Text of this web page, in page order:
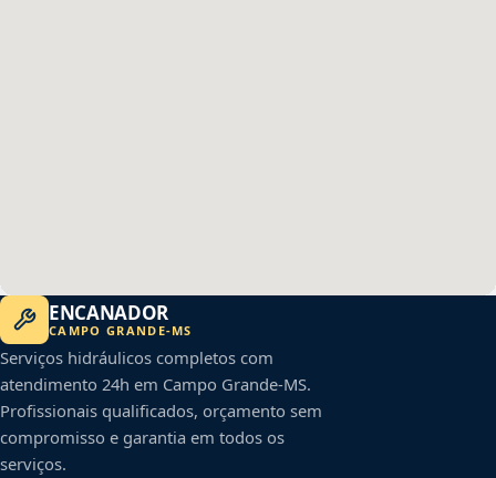
ENCANADOR
CAMPO GRANDE-MS
Serviços hidráulicos completos com
atendimento 24h em Campo Grande-MS.
Profissionais qualificados, orçamento sem
compromisso e garantia em todos os
serviços.